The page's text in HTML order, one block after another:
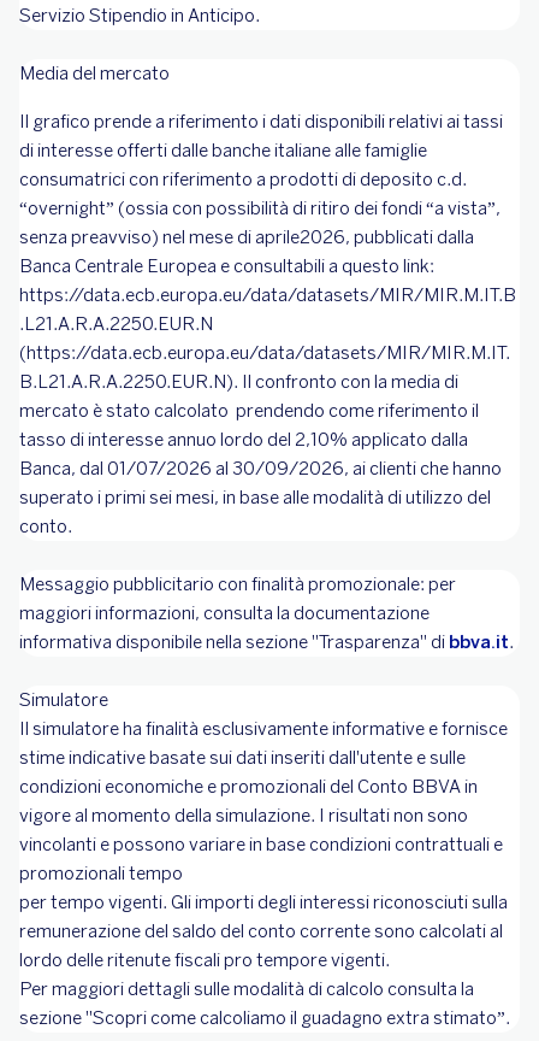
Servizio Stipendio in Anticipo.
Media del mercato
Il grafico prende a riferimento i dati disponibili relativi ai tassi
di interesse offerti dalle banche italiane alle famiglie
consumatrici con riferimento a prodotti di deposito c.d.
“overnight” (ossia con possibilità di ritiro dei fondi “a vista”,
senza preavviso) nel mese di aprile2026, pubblicati dalla
Banca Centrale Europea e consultabili a questo link:
https://data.ecb.europa.eu/data/datasets/MIR/MIR.M.IT.B
.L21.A.R.A.2250.EUR.N
(https://data.ecb.europa.eu/data/datasets/MIR/MIR.M.IT.
B.L21.A.R.A.2250.EUR.N). Il confronto con la media di
mercato è stato calcolato prendendo come riferimento il
tasso di interesse annuo lordo del 2,10% applicato dalla
Banca, dal 01/07/2026 al 30/09/2026, ai clienti che hanno
superato i primi sei mesi, in base alle modalità di utilizzo del
conto.
Messaggio pubblicitario con finalità promozionale: per
maggiori informazioni, consulta la documentazione
informativa disponibile nella sezione "Trasparenza" di bbva.it.
Simulatore
Il simulatore ha finalità esclusivamente informative e fornisce
stime indicative basate sui dati inseriti dall'utente e sulle
condizioni economiche e promozionali del Conto BBVA in
vigore al momento della simulazione. I risultati non sono
vincolanti e possono variare in base condizioni contrattuali e
promozionali tempo
per tempo vigenti. Gli importi degli interessi riconosciuti sulla
remunerazione del saldo del conto corrente sono calcolati al
lordo delle ritenute fiscali pro tempore vigenti.
Per maggiori dettagli sulle modalità di calcolo consulta la
sezione "Scopri come calcoliamo il guadagno extra stimato”.